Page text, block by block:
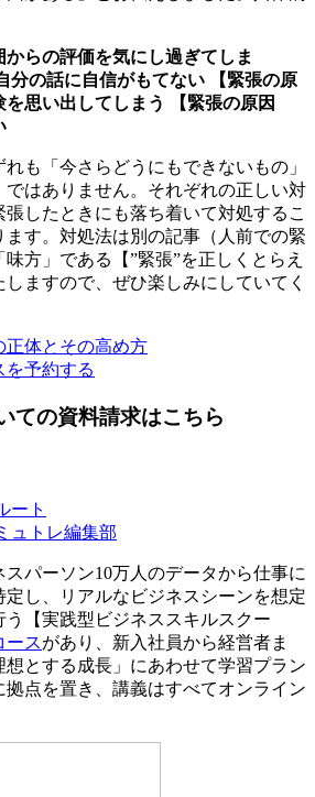
らの評価を気にし過ぎてしま
分の話に自信がもてない
【緊張の原
思い出してしまう
【緊張の原因
も「今さらどうにもできないもの」
ではありません。それぞれの正しい対
したときに も落ち着いて対処するこ
す。対処法は別の記事（ 人前での緊
方」である【”緊張”を正しくとらえ
しますので、 ぜひ楽しみに していてく
を予約する
ート
ュトレ編集部
パーソン10万人のデータから仕事に
し、リアルなビジネスシーンを想定
う【実践型ビジネススキルスクー
ースがあり、新入社員から経営者ま
とする成長」にあわせて学習プラン
拠点を置き、講義はすべてオンライン